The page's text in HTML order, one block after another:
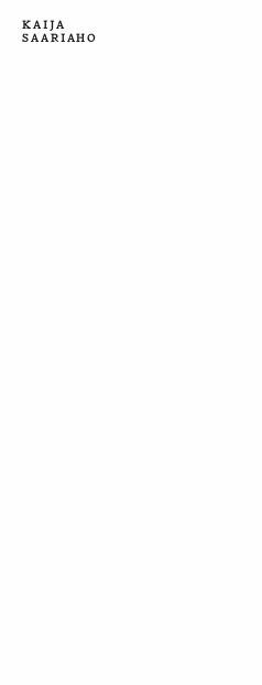
KAIJA
SAARIAHO